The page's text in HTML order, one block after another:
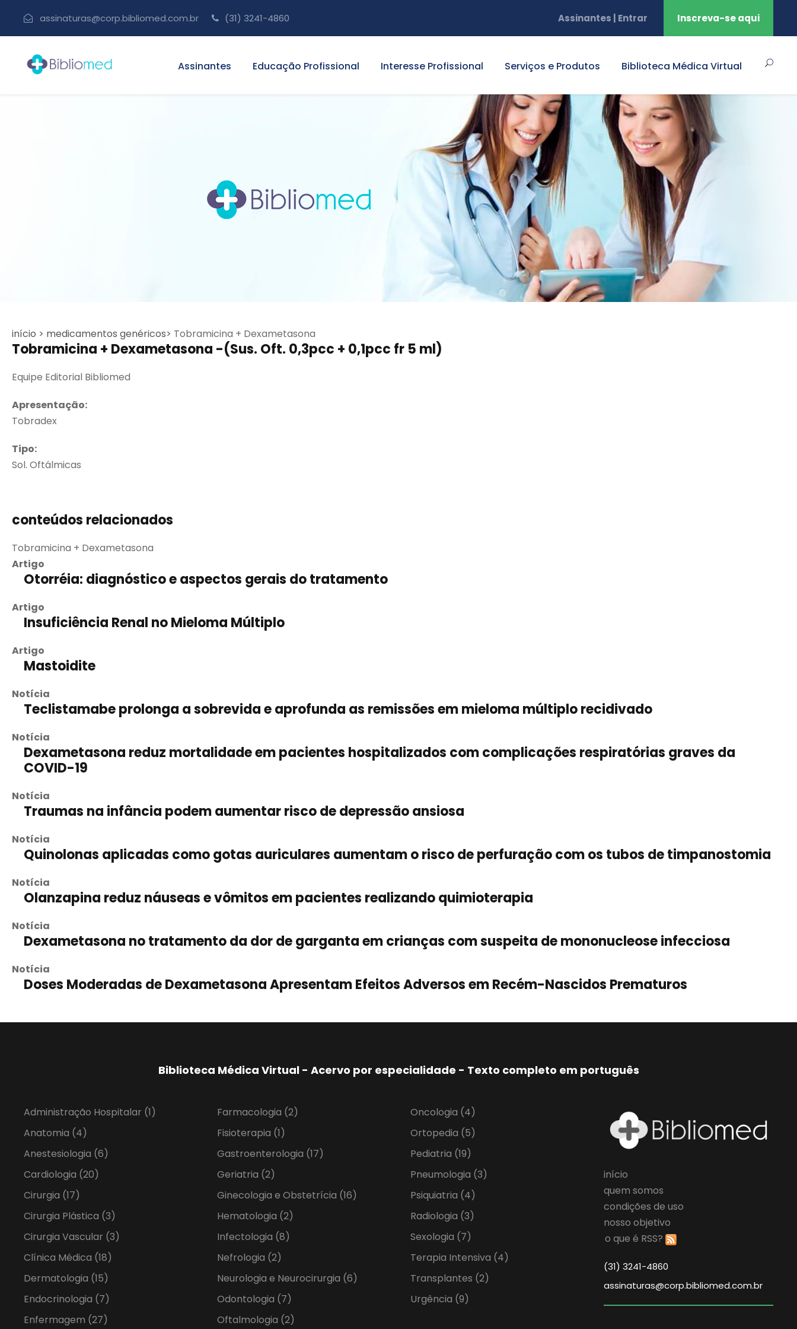
assinaturas@corp.bibliomed.com.br (31) 3241-4860 Assinantes | Entrar Inscreva-se aqui
Assinantes Educação Profissional Interesse Profissional Serviços e Produtos Biblioteca Médica Virtual
início > medicamentos genéricos> Tobramicina + Dexametasona
Tobramicina + Dexametasona -(Sus. Oft. 0,3pcc + 0,1pcc fr 5 ml)
Equipe Editorial Bibliomed
Apresentação:
Tobradex
Tipo:
Sol. Oftálmicas
conteúdos relacionados
Tobramicina + Dexametasona
Artigo
Otorréia: diagnóstico e aspectos gerais do tratamento
Artigo
Insuficiência Renal no Mieloma Múltiplo
Artigo
Mastoidite
Notícia
Teclistamabe prolonga a sobrevida e aprofunda as remissões em mieloma múltiplo recidivado
Notícia
Dexametasona reduz mortalidade em pacientes hospitalizados com complicações respiratórias graves da
COVID-19
Notícia
Traumas na infância podem aumentar risco de depressão ansiosa
Notícia
Quinolonas aplicadas como gotas auriculares aumentam o risco de perfuração com os tubos de timpanostomia
Notícia
Olanzapina reduz náuseas e vômitos em pacientes realizando quimioterapia
Notícia
Dexametasona no tratamento da dor de garganta em crianças com suspeita de mononucleose infecciosa
Notícia
Doses Moderadas de Dexametasona Apresentam Efeitos Adversos em Recém-Nascidos Prematuros
Biblioteca Médica Virtual - Acervo por especialidade - Texto completo em português
Administração Hospitalar (1)
Anatomia (4)
Anestesiologia (6)
Cardiologia (20)
Cirurgia (17)
Cirurgia Plástica (3)
Cirurgia Vascular (3)
Clínica Médica (18)
Dermatologia (15)
Endocrinologia (7)
Enfermagem (27)
Farmacologia (2)
Fisioterapia (1)
Gastroenterologia (17)
Geriatria (2)
Ginecologia e Obstetrícia (16)
Hematologia (2)
Infectologia (8)
Nefrologia (2)
Neurologia e Neurocirurgia (6)
Odontologia (7)
Oftalmologia (2)
Oncologia (4)
Ortopedia (5)
Pediatria (19)
Pneumologia (3)
Psiquiatria (4)
Radiologia (3)
Sexologia (7)
Terapia Intensiva (4)
Transplantes (2)
Urgência (9)
início
quem somos
condições de uso
nosso objetivo
o que é RSS?
(31) 3241-4860
assinaturas@corp.bibliomed.com.br